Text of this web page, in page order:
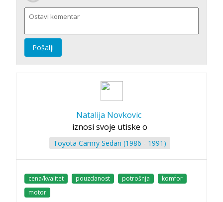
Pošalji
Natalija Novkovic
iznosi svoje utiske o
Toyota Camry Sedan (1986 - 1991)
cena/kvalitet pouzdanost potrošnja
komfor
motor